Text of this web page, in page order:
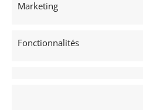
Marketing
Fonctionnalités